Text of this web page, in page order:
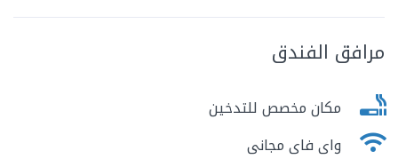
مرافق الفندق
مكان مخصص للتدخين
واى فاى مجانى